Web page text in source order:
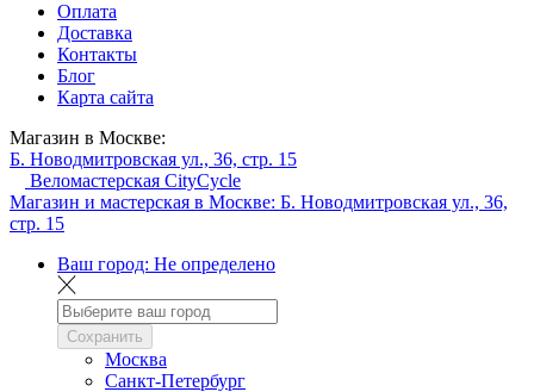
Оплата
Доставка
Контакты
Блог
Карта сайта
Магазин в Москве:
Б. Новодмитровская ул., 36, стр. 15
Веломастерская CityCycle
Магазин и мастерская в Москве: Б. Новодмитровская ул., 36,
стр. 15
Ваш город: Не определено
Сохранить
Москва
Санкт-Петербург